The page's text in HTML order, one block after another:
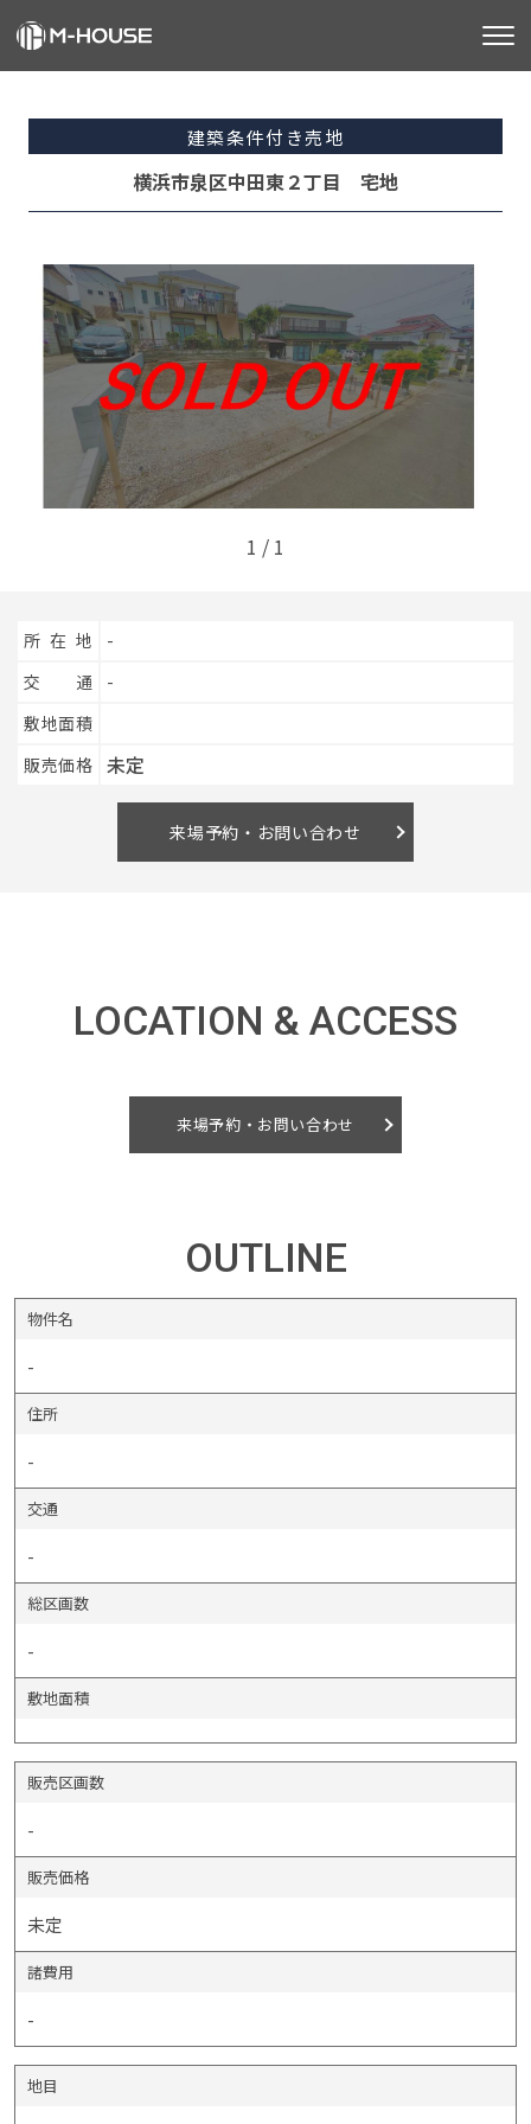
販売物件
不動産事業
建築事業
施工事例
お客様の声
会社情報
お知らせ
建築条件付き売地
横浜市泉区中田東２丁目 宅地
1 / 1
所在地
-
交通
-
敷地面積
販売価格 未定
来場予約・お問い合わせ
LOCATION & ACCESS
来場予約・お問い合わせ
OUTLINE
物件名
-
住所
-
交通
-
総区画数
-
敷地面積
販売区画数
-
販売価格
未定
諸費用
-
地目